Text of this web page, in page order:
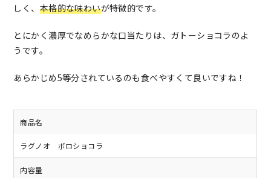
しく、 本格的な味わいが特徴的です。
とにかく濃厚でなめらかな口当たりは、ガトーショコラのよ
うです。
あらかじめ5等分されているのも食べやすくて良いですね！
商品名
ラグノオ ポロショコラ
内容量